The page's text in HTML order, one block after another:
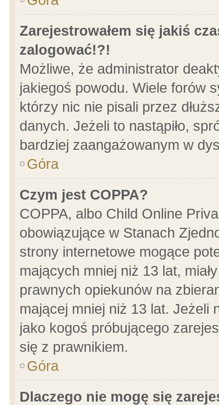
Zarejestrowałem się jakiś
zalogować!?!
Możliwe, że administrator
jakiegoś powodu. Wiele forów
którzy nic nie pisali przez
danych. Jeżeli to nastąpiło,
bardziej zaangażowanym w
Góra
Czym jest COPPA?
COPPA, albo Child Online
obowiązujące w Stanach
strony internetowe mogące
mających mniej niż 13 lat,
prawnych opiekunów na
mającej mniej niż 13 lat. Jeżeli
jako kogoś próbującego
się z prawnikiem.
Góra
Dlaczego nie mogę się